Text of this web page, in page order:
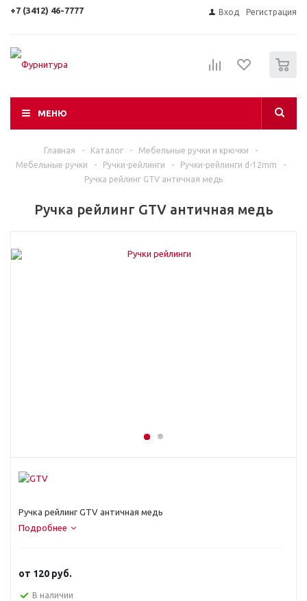
+7 (3412) 46-7777 Вход Регистрация
МЕНЮ
Главная - Каталог - Мебельные ручки и крючки
-
Мебельные ручки
- Ручки-рейлинги - Ручки-рейлинги d-12mm
-
Ручка рейлинг GTV античная медь
Ручка рейлинг GTV античная медь
Ручка рейлинг GTV античная медь
Подробнее
от 120 руб.
В наличии